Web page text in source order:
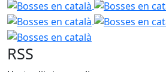
Bosses en
Bosses en
RSS